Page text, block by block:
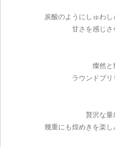
炭酸のようにしゅわし
甘さを感じさ
燦然と
ラウンドブリ
贅沢な量
幾重にも煌めきを楽し